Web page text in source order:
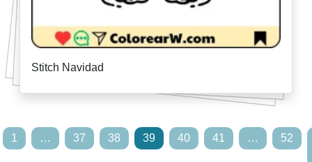
Stitch Navidad
1 … 37 38 39 40 41 … 52